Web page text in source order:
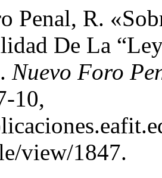
Penal, R.
De La
Nuevo Foro
10,
view/1847.